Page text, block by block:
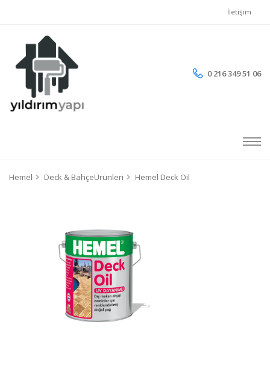
İletişim
0 216 349 51 06
Hemel Deck & BahçeÜrünleri Hemel Deck Oil